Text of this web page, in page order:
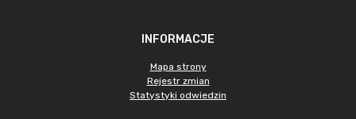
INFORMACJE
Mapa strony
Rejestr zmian
Statystyki odwiedzin